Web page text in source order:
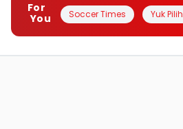
For
You
Soccer Times Yuk